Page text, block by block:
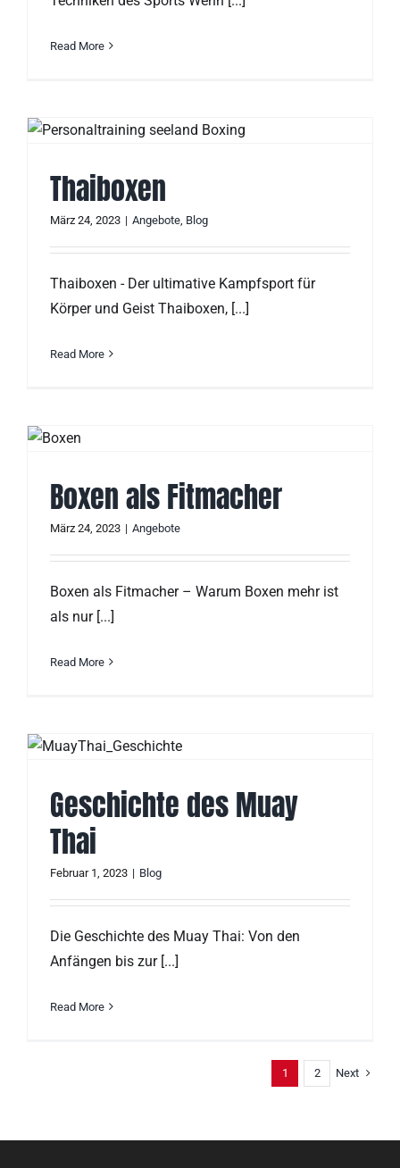
Read More
Thaiboxen
März 24, 2023 | Angebote Blog
Thaiboxen - Der ultimative Kampfsport für
Körper und Geist Thaiboxen, [...]
Read More
Boxen als Fitmacher
März 24, 2023 | Angebote
Boxen als Fitmacher – Warum Boxen mehr ist
als nur [...]
Read More
Geschichte des Muay
Thai
Februar 1, 2023 | Blog
Die Geschichte des Muay Thai: Von den
Anfängen bis zur [...]
Read More
1 2 Next